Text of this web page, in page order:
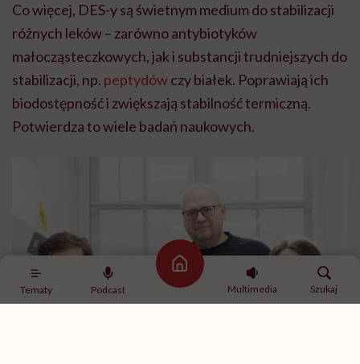
Tematy Podcast
Strona główna
Multimedia
Szukaj
Co więcej, DES-y są świetnym medium do stabilizacji
różnych leków – zarówno antybiotyków
małocząsteczkowych, jak i substancji trudniejszych do
stabilizacji, np. peptydówczy białek. Poprawiają ich
biodostępność i zwiększają stabilność termiczną.
Potwierdza to wiele badań naukowych.